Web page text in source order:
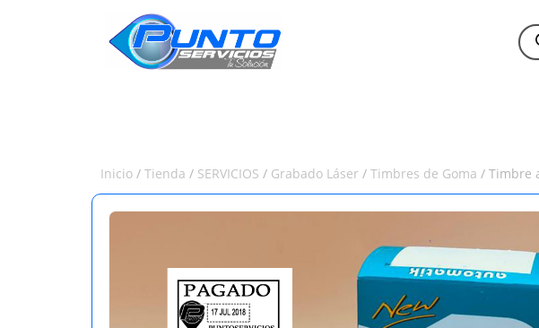
Inicio / Tienda / SERVICIOS / Grabado Láser / Timbres de Goma / Timbre